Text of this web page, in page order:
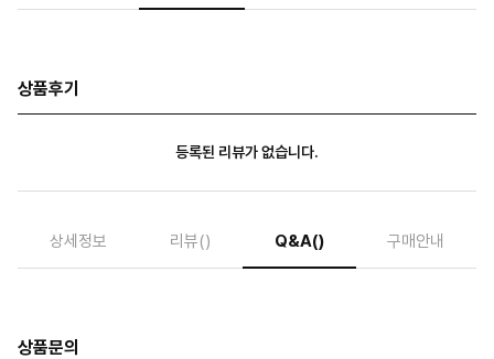
상품후기
등록된 리뷰가 없습니다.
상세정보 리뷰() Q&A() 구매안내
상품문의